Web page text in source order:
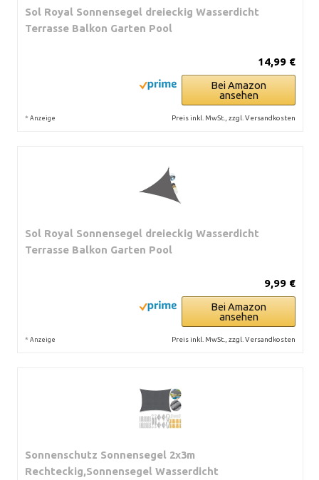
Sol Royal Sonnensegel dreieckig Wasserdicht
Terrasse Balkon Garten Pool
14,99 €
Bei Amazon
ansehen
* Anzeige Preis inkl. MwSt., zzgl. Versandkosten
Sol Royal Sonnensegel dreieckig Wasserdicht
Terrasse Balkon Garten Pool
9,99 €
Bei Amazon
ansehen
* Anzeige Preis inkl. MwSt., zzgl. Versandkosten
Sonnenschutz Sonnensegel 2x3m
Rechteckig,Sonnensegel Wasserdicht